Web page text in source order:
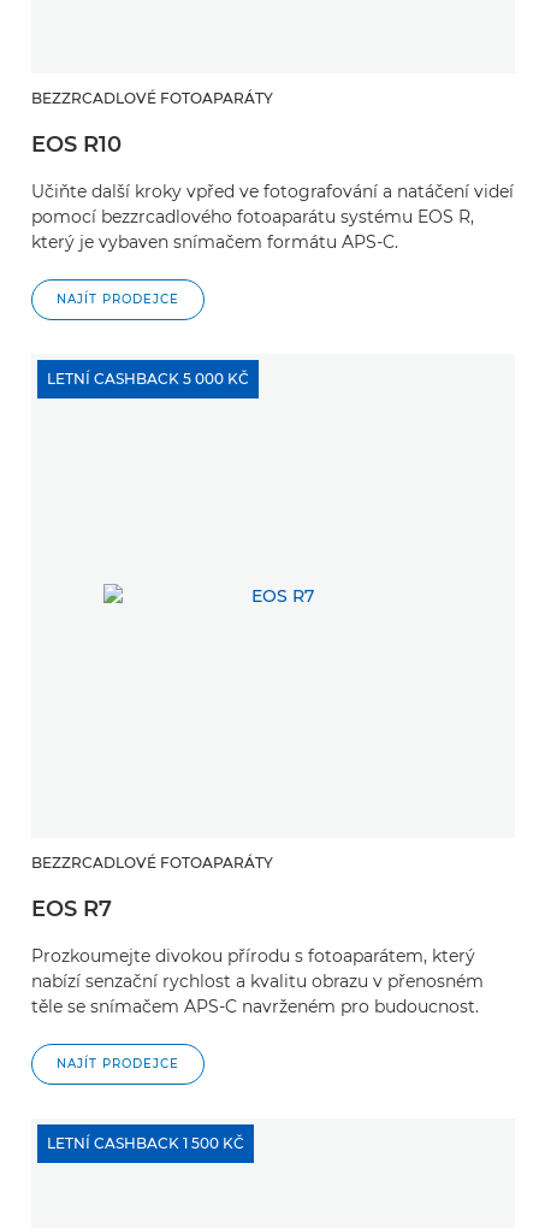
BEZZRCADLOVÉ FOTOAPARÁTY
EOS R10
Učiňte další kroky vpřed ve fotografování a natáčení videí
pomocí bezzrcadlového fotoaparátu systému EOS R,
který je vybaven snímačem formátu APS-C.
NAJÍT PRODEJCE
LETNÍ CASHBACK 5 000 KČ
BEZZRCADLOVÉ FOTOAPARÁTY
EOS R7
Prozkoumejte divokou přírodu s fotoaparátem, který
nabízí senzační rychlost a kvalitu obrazu v přenosném
těle se snímačem APS-C navrženém pro budoucnost.
NAJÍT PRODEJCE
LETNÍ CASHBACK 1 500 KČ